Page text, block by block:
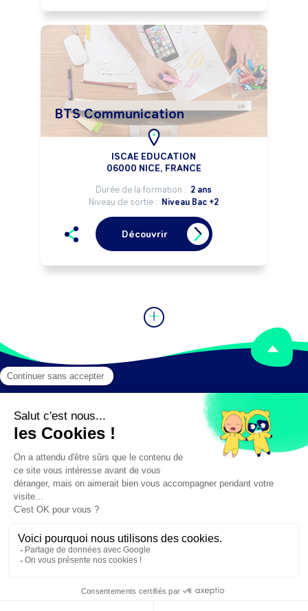
BTS Communication
ISCAE EDUCATION
06000 NICE, FRANCE
Durée de la formation : 2 ans
Niveau de sortie : Niveau Bac +2
Découvrir
Mentions légales